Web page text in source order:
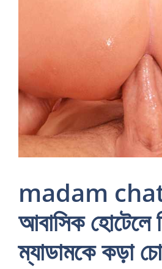
madam
আবাসিক হোটেলে
ম্যাডামকে কড়া